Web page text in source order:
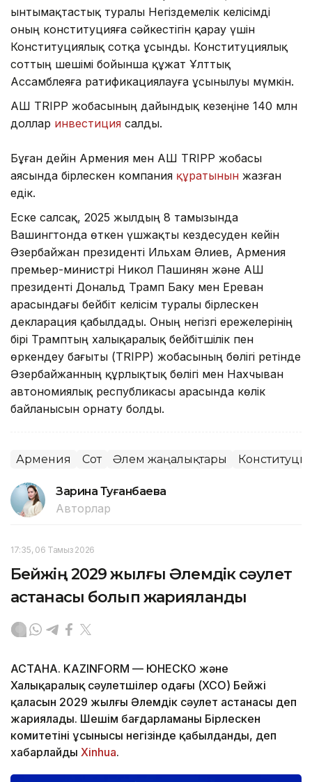
ынтымақтастық туралы Негіздемелік келісімді
оның конституцияға сәйкестігін қарау үшін
Конституциялық сотқа ұсынды. Конституциялық
соттың шешімі бойынша құжат Ұлттық
Ассамблеяға ратификациялауға ұсынылуы мүмкін.
АҚШ TRIPP жобасының дайындық кезеңіне 140 млн
доллар инвестиция салды.
Бұған дейін Армения мен АҚШ TRIPP жобасы
аясында бірлескен компания құратынын жазған
едік.
Еске салсақ, 2025 жылдың 8 тамызында
Вашингтонда өткен үшжақты кездесуден кейін
Әзербайжан президенті Ильхам Әлиев, Армения
премьер-министрі Никол Пашинян және АҚШ
президенті Дональд Трамп Баку мен Ереван
арасындағы бейбіт келісім туралы бірлескен
декларация қабылдады. Оның негізгі ережелерінің
бірі Трамптың халықаралық бейбітшілік пен
өркендеу бағыты (TRIPP) жобасының бөлігі ретінде
Әзербайжанның құрлықтық бөлігі мен Нахчыван
автономиялық республикасы арасында көлік
байланысын орнату болды.
Армения Сот Әлем жаңалықтары
Зарина Туғанбаева
Авторлар
17:35, 06 Тамыз 2026
Бейжің 2029 жылғы Әлемдік сәулет
астанасы болып жарияланды
АСТАНА. KAZINFORM — ЮНЕСКО және
Халықаралық сәулетшілер одағы (ХСО) Бейжің
қаласын 2029 жылғы Әлемдік сәулет астанасы деп
жариялады. Шешім бағдарламаның Бірлескен
комитетінің ұсынысы негізінде қабылданды, деп
хабарлайды Xinhua.